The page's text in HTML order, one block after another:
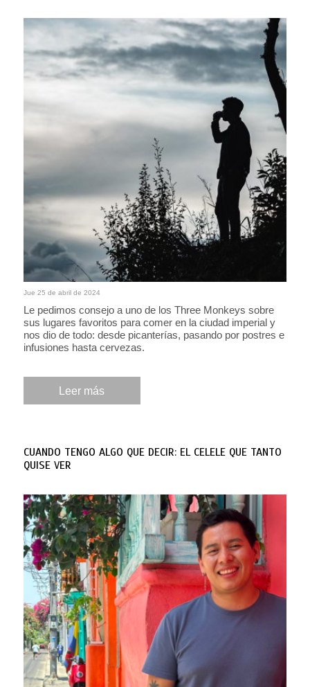
Jue 25 de abril de 2024
Le pedimos consejo a uno de los Three Monkeys sobre
sus lugares favoritos para comer en la ciudad imperial y
nos dio de todo: desde picanterías, pasando por postres e
infusiones hasta cervezas.
Leer más
CUANDO TENGO ALGO QUE DECIR: EL CELELE QUE TANTO
QUISE VER